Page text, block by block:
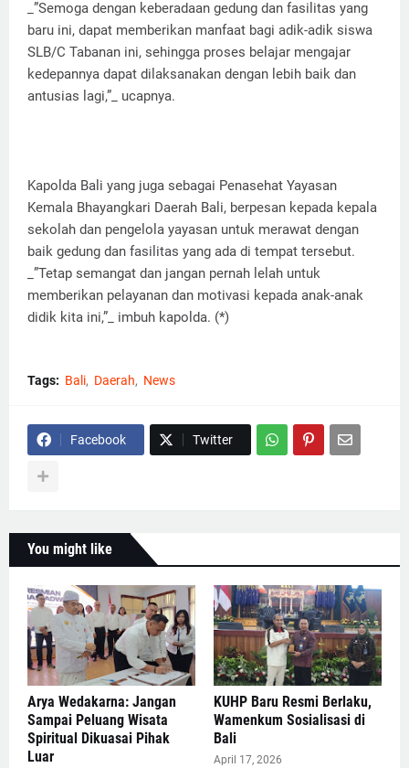
_”Semoga dengan keberadaan gedung dan fasilitas yang
baru ini, dapat memberikan manfaat bagi adik-adik siswa
SLB/C Tabanan ini, sehingga proses belajar mengajar
kedepannya dapat dilaksanakan dengan lebih baik dan
antusias lagi,”_ ucapnya.
Kapolda Bali yang juga sebagai Penasehat Yayasan
Kemala Bhayangkari Daerah Bali, berpesan kepada kepala
sekolah dan pengelola yayasan untuk merawat dengan
baik gedung dan fasilitas yang ada di tempat tersebut.
_”Tetap semangat dan jangan pernah lelah untuk
memberikan pelayanan dan motivasi kepada anak-anak
didik kita ini,”_ imbuh kapolda. (*)
Tags: Bali Daerah News
Facebook Twitter
You might like
Arya Wedakarna: Jangan
Sampai Peluang Wisata
Spiritual Dikuasai Pihak
Luar
KUHP Baru Resmi Berlaku,
Wamenkum Sosialisasi di
Bali
April 17, 2026